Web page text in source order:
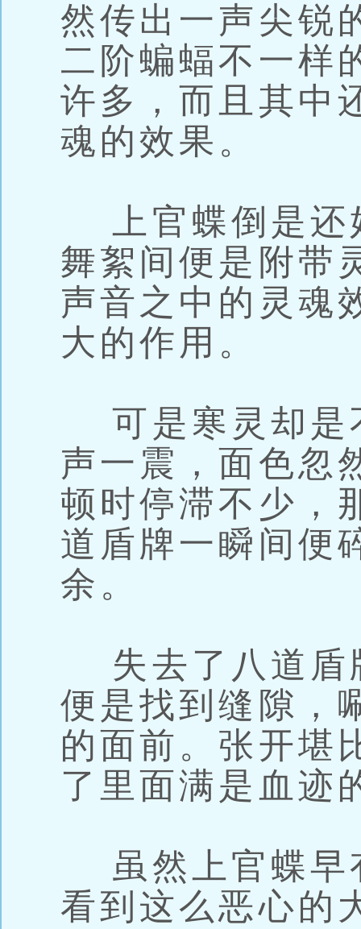
然传出一声尖锐
二阶蝙蝠不一样
许多，而且其中
魂的效果。
上官蝶倒是还
舞絮间便是附带
声音之中的灵魂
大的作用。
可是寒灵却是
声一震，面色忽
顿时停滞不少，
道盾牌一瞬间便
余。
失去了八道盾
便是找到缝隙，
的面前。张开堪
了里面满是血迹
虽然上官蝶早
看到这么恶心的